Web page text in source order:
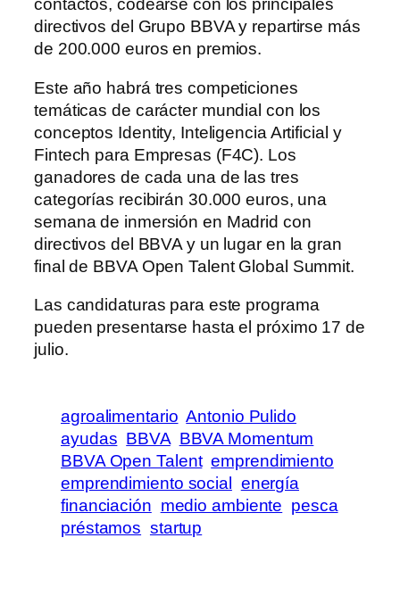
contactos, codearse con los principales
directivos del Grupo BBVA y repartirse más
de 200.000 euros en premios.
Este año habrá tres competiciones
temáticas de carácter mundial con los
conceptos Identity, Inteligencia Artificial y
Fintech para Empresas (F4C). Los
ganadores de cada una de las tres
categorías recibirán 30.000 euros, una
semana de inmersión en Madrid con
directivos del BBVA y un lugar en la gran
final de BBVA Open Talent Global Summit.
Las candidaturas para este programa
pueden presentarse hasta el próximo 17 de
julio.
agroalimentario Antonio Pulido
ayudas BBVA BBVA Momentum
BBVA Open Talent emprendimiento
emprendimiento social
energía
financiación medio ambiente pesca
préstamos startup